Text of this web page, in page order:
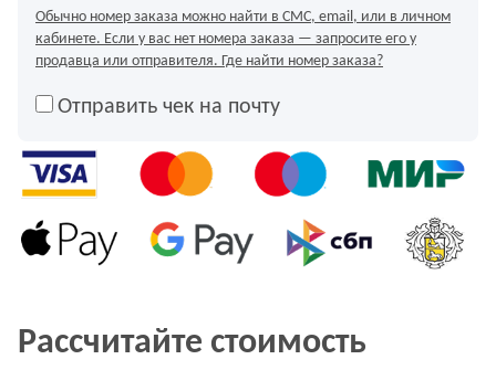
Где найти номер заказа?
Отправить чек на почту
Рассчитайте стоимость